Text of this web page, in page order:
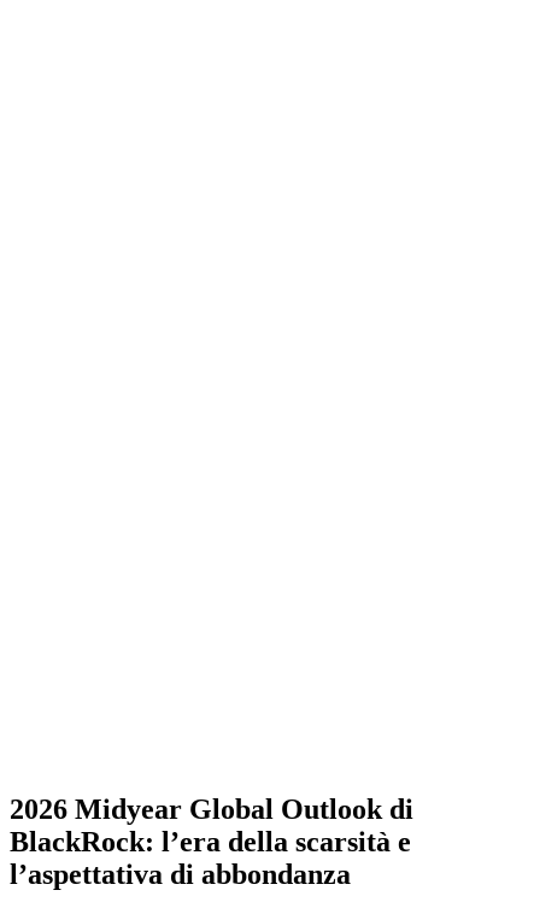
2026 Midyear Global Outlook di
BlackRock: l’era della scarsità e
l’aspettativa di abbondanza